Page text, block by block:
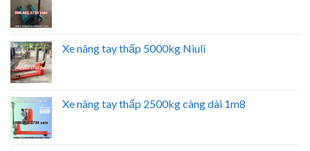
Xe nâng tay thấp 5000kg Niuli
Xe nâng tay thấp 2500kg càng dài 1m8